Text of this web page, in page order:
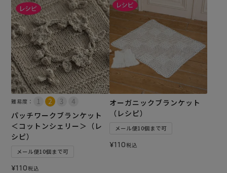
難易度：
パッチワークブランケット
＜コットンシェリー＞（レ
シピ）
メール便10個まで可
¥110税込
オーガニックブランケット
（レシピ）
メール便10個まで可
¥110税込